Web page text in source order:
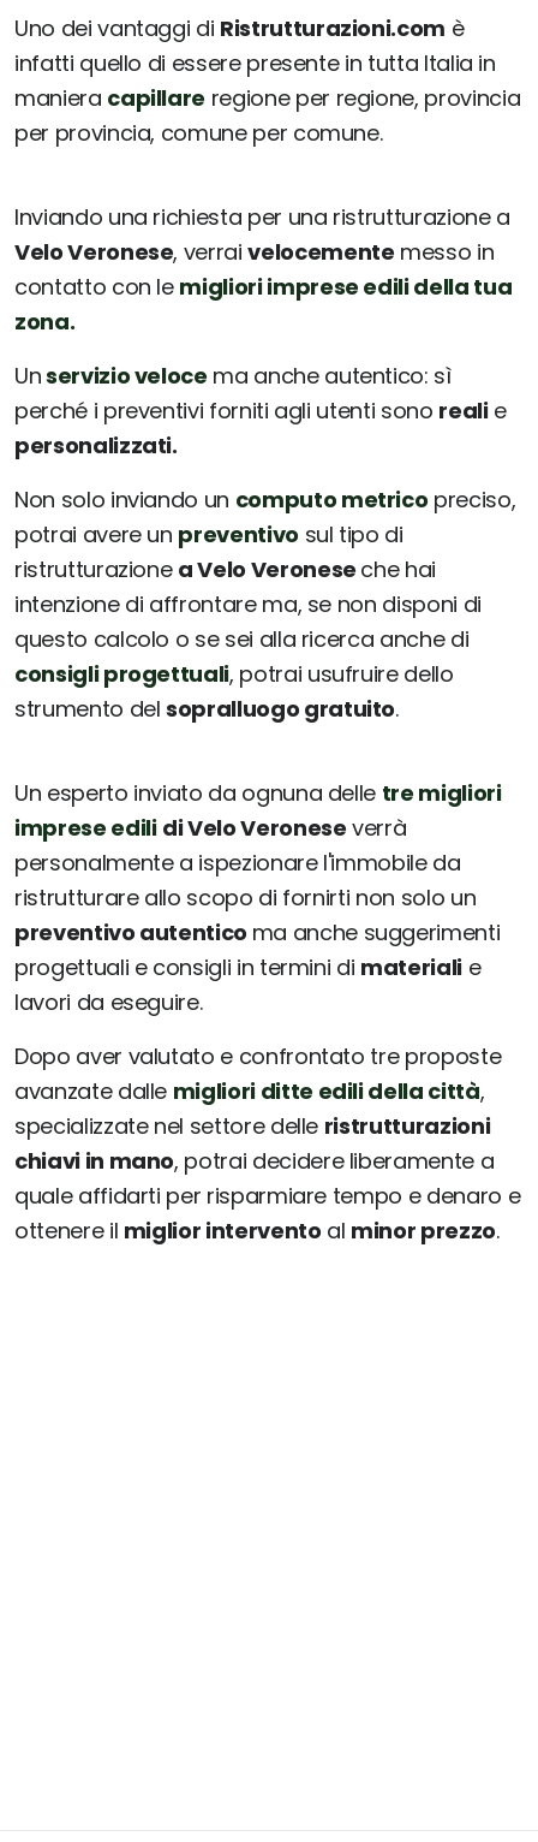
Uno dei vantaggi di Ristrutturazioni.com è
infatti quello di essere presente in tutta Italia in
maniera capillare regione per regione, provincia
per provincia, comune per comune.
Inviando una richiesta per una ristrutturazione a
Velo Veronese, verraivelocemente messo in
contatto con le migliori imprese edili della tua
zona.
Unservizio veloce ma anche autentico: sì
perché i preventivi forniti agli utenti sono realie
personalizzati.
Non solo inviando un computo metrico preciso,
potrai avere un preventivo sul tipo di
ristrutturazione a Velo Veronese che hai
intenzione di affrontare ma, se non disponi di
questo calcolo o se sei alla ricerca anche di
consigli progettuali, potrai usufruire dello
strumento delsopralluogo gratuito.
Un esperto inviato da ognuna delle tre migliori
imprese edili di Velo Veronese verrà
personalmente a ispezionare l'immobile da
ristrutturare allo scopo di fornirti non solo un
preventivo autentico ma anche suggerimenti
progettuali e consigli in termini di materialie
lavori da eseguire.
Dopo aver valutato e confrontato tre proposte
avanzate dalle migliori ditte edili della città,
specializzate nel settore delle ristrutturazioni
chiavi in mano, potrai decidere liberamente a
quale affidarti per risparmiare tempo e denaro e
ottenere il miglior intervento al minor prezzo.